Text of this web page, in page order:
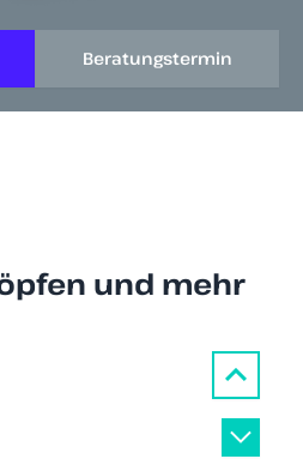
Beratungstermin
und mehr